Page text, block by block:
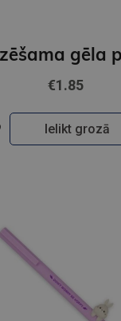
€1.85
Ielikt grozā